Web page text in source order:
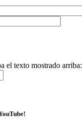
el texto mostrado arriba: